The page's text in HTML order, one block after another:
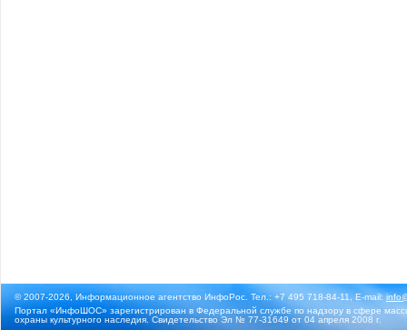
© 2007-2026, Информационное агентство ИнфоРос. Тел.: +7 495 718-84-11, E-mail:
Портал «ИнфоШОС» зарегистрирован в Федеральной службе по надзору в сфере
охраны культурного наследия. Свидетельство Эл № 77-31649 от 04 апреля 2008 г.